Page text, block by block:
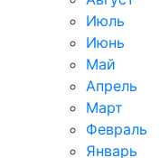
Июль
Июнь
Май
Апрель
Март
Февраль
Январь